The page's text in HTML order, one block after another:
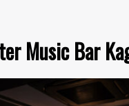
Music Bar